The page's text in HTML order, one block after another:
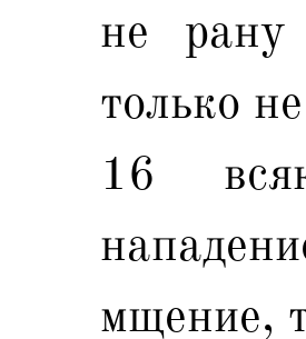
не рану
только
16
мщение,